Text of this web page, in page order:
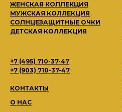
ЖЕНСКАЯ КОЛЛЕКЦИЯ
МУЖСКАЯ КОЛЛЕКЦИЯ
СОЛНЦЕЗАЩИТНЫЕ ОЧКИ
ДЕТСКАЯ КОЛЛЕКЦИЯ
+7 (495) 710-37-47
+7 (903) 710-37-47
КОНТАКТЫ
О НАС